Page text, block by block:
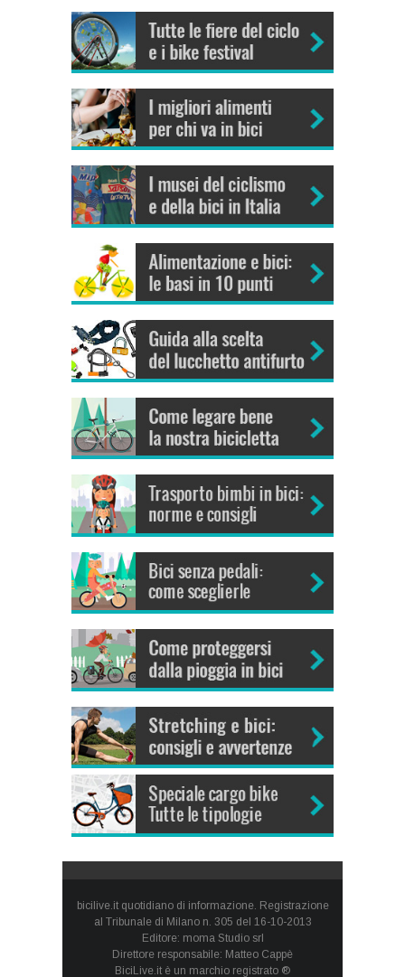
bicilive.it quotidiano di informazione. Registrazione
al Tribunale di Milano n. 305 del 16-10-2013
Editore: moma Studio srl
Direttore responsabile: Matteo Cappè
BiciLive.it è un marchio registrato ®